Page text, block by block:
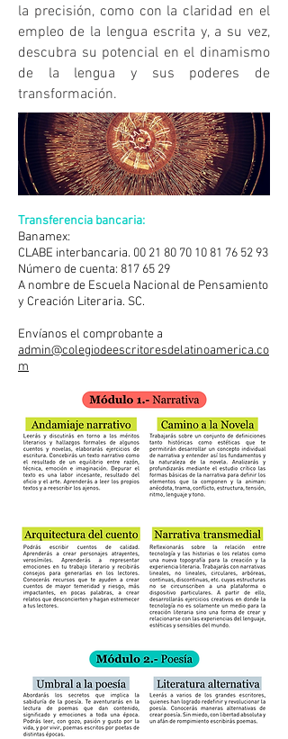
la precisión, como con la claridad en el
empleo de la lengua escrita y, a su vez,
descubra su potencial en el dinamismo
de la lengua y sus poderes de
transformación.
Transferencia bancaria:
Banamex:
CLABE interbancaria. 00 21 80 70 10 81 76 52 93
Número de cuenta: 817 65 29
A nombre de Escuela Nacional de Pensamiento
y Creación Literaria. SC.
Envíanos el comprobante a
admin@colegiodeescritoresdelatinoamerica.co
m